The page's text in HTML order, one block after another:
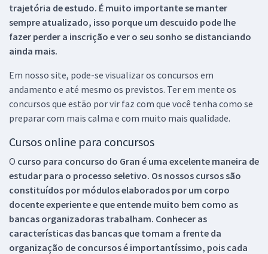
trajetória de estudo. É muito importante se manter
sempre atualizado, isso porque um descuido pode lhe
fazer perder a inscrição e ver o seu sonho se distanciando
ainda mais.
Em nosso site, pode-se visualizar os concursos em
andamento e até mesmo os previstos. Ter em mente os
concursos que estão por vir faz com que você tenha como se
preparar com mais calma e com muito mais qualidade.
Cursos online para concursos
O curso para concurso do Gran é uma excelente maneira de
estudar para o processo seletivo. Os nossos cursos são
constituídos por módulos elaborados por um corpo
docente experiente e que entende muito bem como as
bancas organizadoras trabalham. Conhecer as
características das bancas que tomam a frente da
organização de concursos é importantíssimo, pois cada